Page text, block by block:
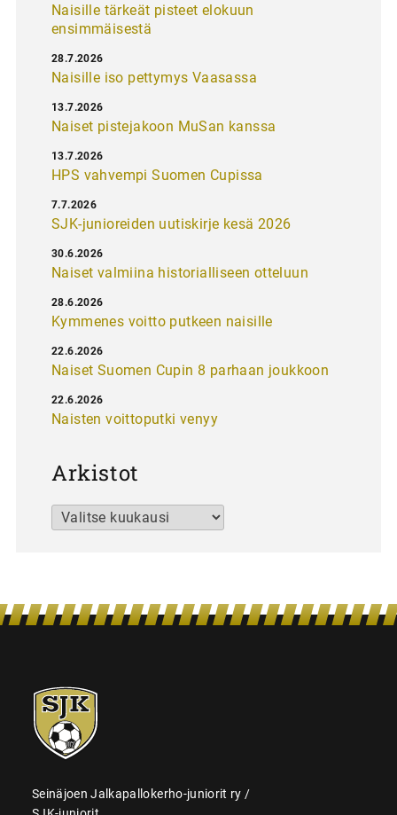
Naisille tärkeät pisteet elokuun
ensimmäisestä
Naisille iso pettymys Vaasassa
28.7.2026
Naiset pistejakoon MuSan kanssa
13.7.2026
HPS vahvempi Suomen Cupissa
13.7.2026
SJK-junioreiden uutiskirje kesä 2026
7.7.2026
Naiset valmiina historialliseen otteluun
30.6.2026
Kymmenes voitto putkeen naisille
28.6.2026
Naiset Suomen Cupin 8 parhaan joukkoon
22.6.2026
Naisten voittoputki venyy
22.6.2026
Arkistot
Arkistot
SJK-
juniorit
Seinäjoen Jalkapallokerho-juniorit ry /